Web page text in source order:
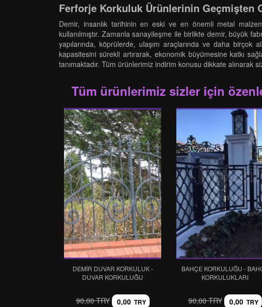
Ferforje Korkuluk Ürünlerinin Geçmişten
Demir, insanlık tarihinin en eski ve en önemli metal
kullanılmıştır. Zamanla sanayileşme ile birlikte demir, büyük
yapılarında, köprülerde, ulaşım araçlarında ve daha
kapasitesini sürekli artırarak, ekonomik büyümesine katkı
tanımaktadır. Tüm ürünlerimiz indirim konusu dikkate alınarak
Tüm ürünlerimiz sizler için
DEMIR DUVAR KORKULUK -
DUVAR KORKULUĞU
90,00 TRY 0,00 TRY
BAHÇE KORKULUĞU -
KORKULUKLARI
90,00 TRY 0,00 TRY